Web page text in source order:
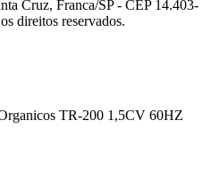
Cruz, Franca/SP - CEP 14.403-
direitos reservados.
TR-200 1,5CV 60HZ